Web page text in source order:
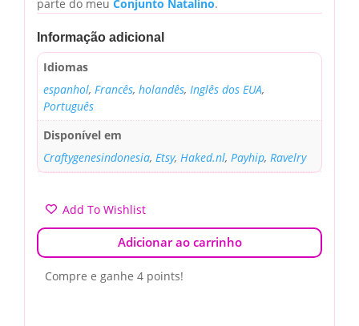
parte do meu Conjunto Natalino.
Informação adicional
Idiomas
espanhol, Francês, holandês, Inglês dos EUA,
Português
Disponível em
Craftygenesindonesia, Etsy, Haked.nl, Payhip, Ravelry
Add To Wishlist
Adicionar ao carrinho
Compre e ganhe 4 points!